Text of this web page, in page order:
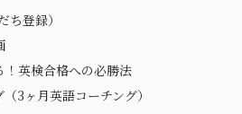
ち登録）
！英検合格への必勝法
3ヶ月英語コーチング）